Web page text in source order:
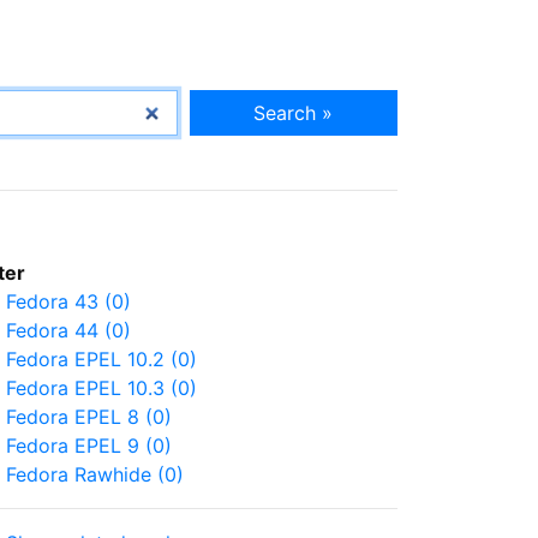
Search »
Fedora 43 (0)
Fedora 44 (0)
Fedora EPEL 10.2 (0)
Fedora EPEL 10.3 (0)
Fedora EPEL 8 (0)
Fedora EPEL 9 (0)
Fedora Rawhide (0)